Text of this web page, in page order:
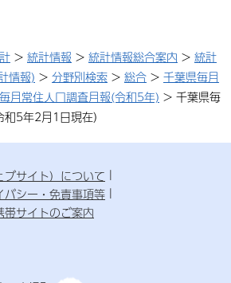
> 統計情報 > 統計情報総合案内 > 統計
情報) > 分野別検索 > 総合 > 千葉県毎月
月常住人口調査月報(令和5年) > 千葉県毎
5年2月1日現在）
サイト）について
バシー・免責事項等
帯サイトのご案内